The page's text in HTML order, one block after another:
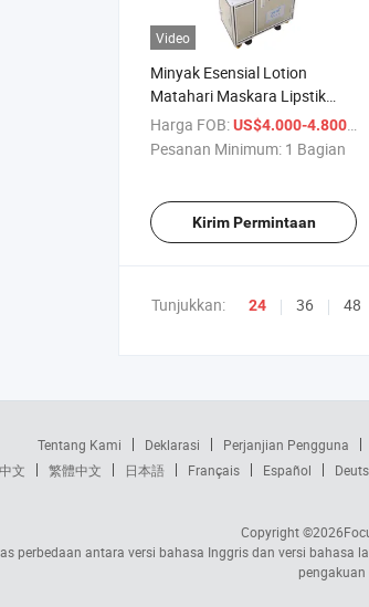
Video
Minyak Esensial Lotion
Matahari Maskara Lipstik
Kosmetik Pensil Alis Mesin
Pengisi Kecil
Harga FOB:US$4.000-4.800 /
Pesanan Minimum: 1 Bagian
Kirim Permintaan
Tunjukkan: 24 36 48
Tentang Kami Deklarasi Perjanjian Pengguna
文 繁體中文 日本語 Français Español
Copyright ©2026
perbedaan antara versi bahasa Inggris dan versi